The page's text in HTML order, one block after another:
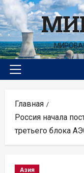
Перейти
к
содержимому
Основное
Главная
Россия начала
третьего блока
Азия